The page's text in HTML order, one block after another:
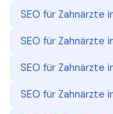
SEO für Zahnärzte
SEO für Zahnärzte
SEO für Zahnärzte
SEO für Zahnärzte